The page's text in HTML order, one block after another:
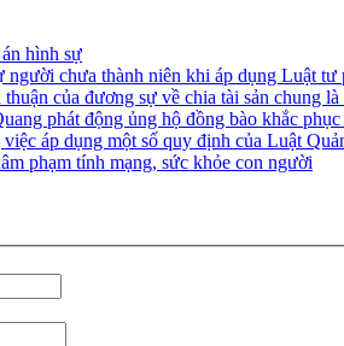
hình sự
chưa thành niên khi áp dụng Luật
của đương sự về chia tài sản chung
phát động ủng hộ đồng bào khắc
áp dụng một số quy định của Luật
phạm tính mạng, sức khỏe con người